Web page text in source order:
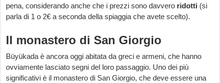
pena, considerando anche che i prezzi sono davvero ridotti (si
parla di 1 o 2€ a seconda della spiaggia che avete scelto).
Il monastero di San Giorgio
Büyükada è ancora oggi abitata da greci e armeni, che hanno
ovviamente lasciato segni del loro passaggio. Uno dei più
significativi è il monastero di San Giorgio, che deve essere una